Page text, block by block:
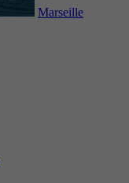
Marseille